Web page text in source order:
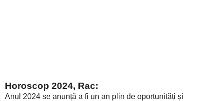
Horoscop 2024, Rac:
Anul 2024 se anunță a fi un an plin de oportunități și